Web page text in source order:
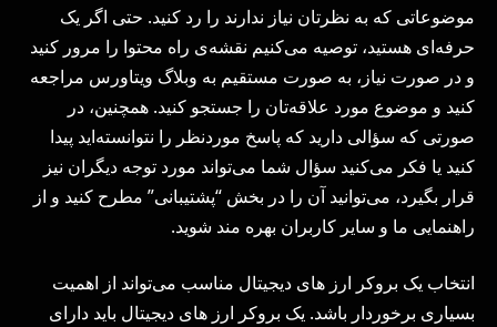
موضوعاتی که به نظرتان نیاز ندارند را رد کنید. حتی اگر یک
حرفه‌ای هستید، توصیه می‌کنیم نقشه‌ی راه محتوا را مرور کنید
و در صورت نیاز، به صورت مستقیم به وبلاگ ویتاورس مراجعه
کنید و موضوع مورد علاقه‌تان را جستجو کنید. همچنین، در
صورتی که سؤالی دارید که پاسخ موردنظر را نتوانسته‌اید پیدا
کنید یا فکر می‌کنید سؤال شما می‌تواند مورد توجه دیگران نیز
قرار بگیرد، می‌توانید آن را در بخش “پشتیبانی” مطرح کنید و از
راهنمایی ما و سایر کاربران بهره‌ مند شوید.
انتخاب یک بروکر ارز های دیجیتال مناسب می‌تواند از اهمیت
بسیاری برخوردار باشد. یک بروکر ارز های دیجیتال باید دارای